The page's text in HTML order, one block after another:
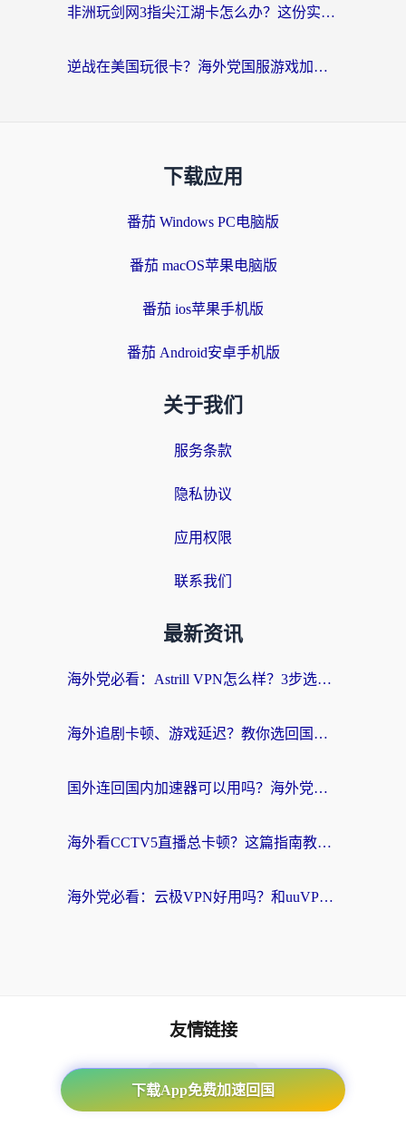
非洲玩剑网3指尖江湖卡怎么办？这份实测有效的国服游戏加速指南请收好
逆战在美国玩很卡？海外党国服游戏加速终极指南（附DNF宝可梦加速技巧）
下载应用
番茄 Windows PC电脑版
番茄 macOS苹果电脑版
番茄 ios苹果手机版
番茄 Android安卓手机版
关于我们
服务条款
隐私协议
应用权限
联系我们
最新资讯
海外党必看：Astrill VPN怎么样？3步选对回国加速器实现无缝刷剧玩游戏
海外追剧卡顿、游戏延迟？教你选回国加速器，附免费加速器试用一小时福利
国外连回国内加速器可以用吗？海外党亲测实用指南，解决追剧游戏卡顿难题
海外看CCTV5直播总卡顿？这篇指南教你选对回国加速器，无缝刷国内资源
海外党必看：云极VPN好用吗？和uuVPN对比哪个回国效果更好？附真实体验+避坑指南
下载App免费加速回国
友情链接
海外回国加速器